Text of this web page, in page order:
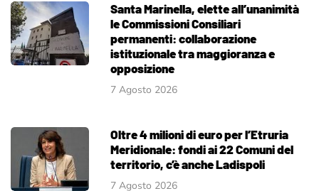
Santa Marinella, elette all’unanimità
le Commissioni Consiliari
permanenti: collaborazione
istituzionale tra maggioranza e
opposizione
7 Agosto 2026
Oltre 4 milioni di euro per l’Etruria
Meridionale: fondi ai 22 Comuni del
territorio, c’è anche Ladispoli
7 Agosto 2026